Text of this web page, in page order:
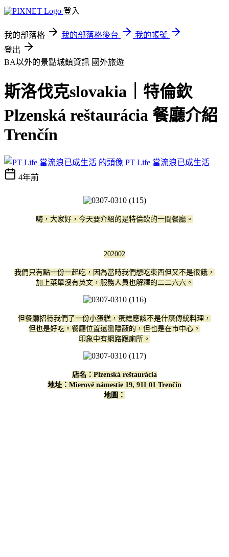
登入
我的部落格 我的部落格後台
我的帳號
登出
BA以外的景點城鎮資訊 國外旅遊
斯洛伐克slovakia｜特倫欽
Plzenská reštaurácia 餐廳介紹
Trenčín
PT Life 當流浪已成生活
4年前
嗨，大家好，今天要介紹的是特倫欽的一間餐廳。
202002
我們只有點一份一起吃，因為當時我們想吃東西但又不是很餓，
加上菜單沒有英文，服務人員也解釋的二二六六。
但餐廳招待我們了一份小蛋糕，蛋糕應該不是什麼傳統料理，
但也是好吃。餐廳位置還蠻隱蔽的，但也是在市中心。
印象中有網路跟廁所。
店名： Plzenská reštaurácia
地址：Mierové námestie 19, 911 01 Trenčín
地圖：